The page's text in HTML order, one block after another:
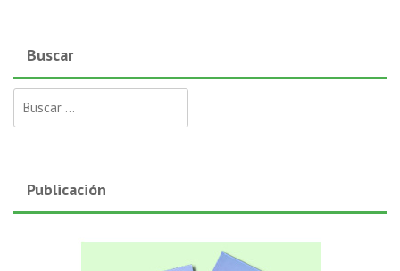
Buscar
Publicación